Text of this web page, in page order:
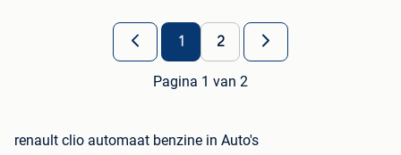
1 2
Pagina 1 van 2
renault clio automaat benzine in Auto's